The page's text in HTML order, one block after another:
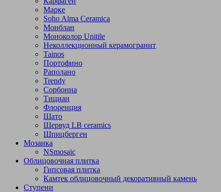
Марке
Soho Alma Ceramica
Монблан
Моноколор Unitile
Неколлекционный керамогранит
Tainos
Портофино
Раполано
Trendy
Сорбонна
Тициан
Флоренция
Шато
Шервуд LB ceramics
Шпицберген
Мозаика
NSmosaic
Облицовочная плитка
Гипсовая плитка
Камтек облицовочный декоративный камень
Ступени